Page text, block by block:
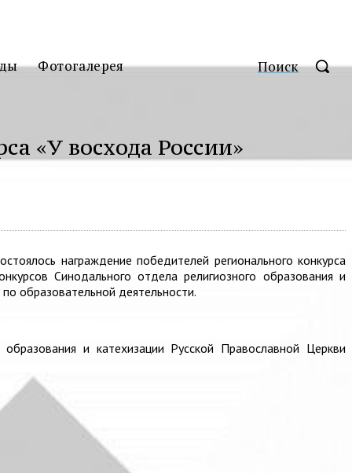
Фотогалерея Поиск
«У восхода России»
награждение победителей регионального конкурса
Синодального отдела религиозного образования и
образовательной деятельности.
и катехизации Русской Православной Церкви